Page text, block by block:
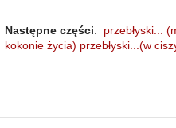
Następne części: przebłyski...
kokonie życia) przebłyski...(w